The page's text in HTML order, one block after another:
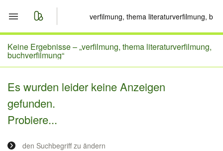
Start
Merkliste
Nachrichten
Anzeige aufgeben
Keine Ergebnisse –„verfilmung, thema literaturverfilmung,
buchverfilmung“
Es wurden leider keine Anzeigen
gefunden.
Probiere...
den Suchbegriff zu ändern